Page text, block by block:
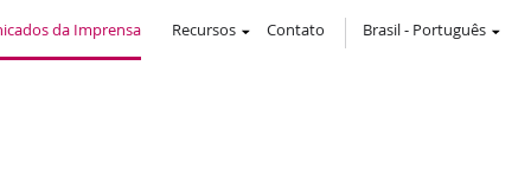
da Imprensa Recursos Contato Brasil- Português